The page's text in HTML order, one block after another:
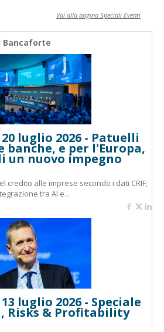
Vai alla pagina Speciali Eventi
Bancaforte
luglio 2026 - Patuelli
banche, e per l'Europa,
un nuovo impegno
credito alle imprese secondo i dati CRIF;
tra AI e...
luglio 2026 - Speciale
Risks & Profitability